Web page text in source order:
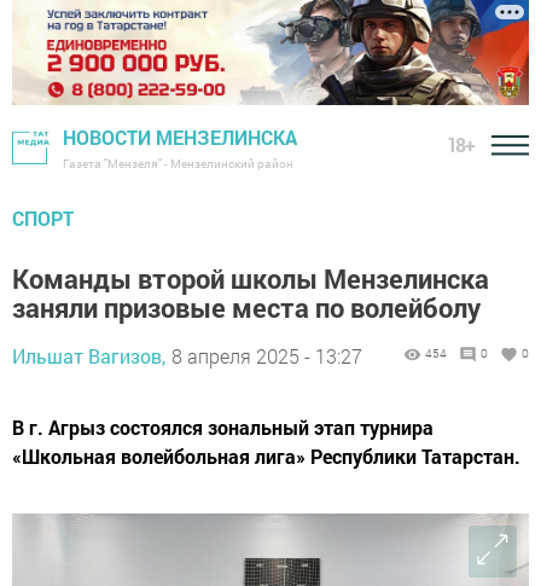
НОВОСТИ МЕНЗЕЛИНСКА
Газета "Мензеля" - Мензелинский район
18+
СПОРТ
Команды второй школы Мензелинска
заняли призовые места по волейболу
Ильшат Вагизов, 8 апреля 2025 - 13:27 454 0 0
В г. Агрыз состоялся зональный этап турнира
«Школьная волейбольная лига» Республики Татарстан.